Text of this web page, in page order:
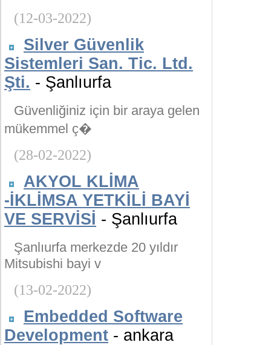
(12-03-2022)
Silver Güvenlik
Sistemleri San. Tic. Ltd.
Şti. - Şanlıurfa
Güvenliğiniz için bir araya gelen
mükemmel ç�
(28-02-2022)
AKYOL KLİMA
-İKLİMSA YETKİLİ BAYİ
VE SERVİSİ - Şanlıurfa
Şanlıurfa merkezde 20 yıldır
Mitsubishi bayi v
(13-02-2022)
Embedded Software
Development - ankara